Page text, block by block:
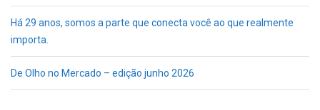
Há 29 anos, somos a parte que conecta você ao que realmente
importa.
De Olho no Mercado – edição junho 2026